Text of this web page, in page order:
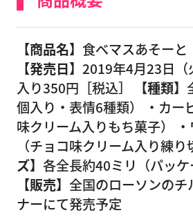
【商品名】 食べマスあそー
【発売日】 2019年4月23日（
入り350円［税込］
【種類】
個入り・表情6種類） ・カー
味クリーム入りもち菓子）
（チョコ味クリーム入り練り
ズ】 各全長約40ミリ（パッケ
【販売】 全国のローソンの
ナーにて発売予定